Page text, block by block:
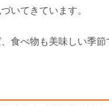
いてきています。
食べ物も美味しい季